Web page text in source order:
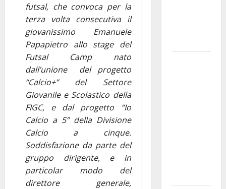
futsal, che convoca per la
terza volta consecutiva il
giovanissimo Emanuele
Papapietro allo stage del
Futsal Camp nato
dall’unione del progetto
“Calcio+” del Settore
Giovanile e Scolastico della
FIGC, e dal progetto “Io
Calcio a 5” della Divisione
Calcio a cinque.
Soddisfazione da parte del
gruppo dirigente, e in
particolar modo del
direttore generale,